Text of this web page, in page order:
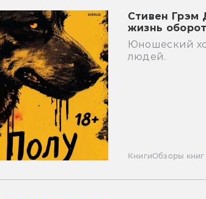
Стивен Грэм
жизнь
Юношеский
людей.
КнигиОбзоры книг